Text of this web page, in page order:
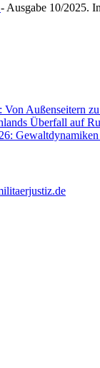
- Ausgabe 10/2025.
Von Außenseitern
Überfall auf